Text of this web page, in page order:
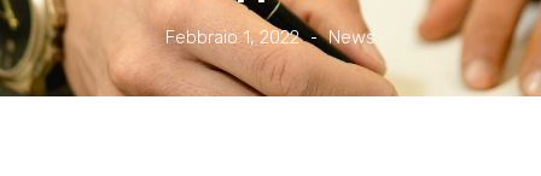
Febbraio 1, 2022 News